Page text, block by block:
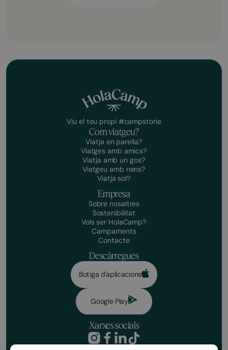
Viu el teu propi #campstorie
Com viatgeu?
Viatja en parella?
Viatges amb amics?
Viatja amb un gos?
Viatgeu amb nens?
Viatja sol?
Empresa
Sobre nosaltres
Sostenibilitat
Vols ser HolaCamp?
Campaments
Contacte
Descàrregues
Botiga d'aplicacions
Google Play
Xarxes socials